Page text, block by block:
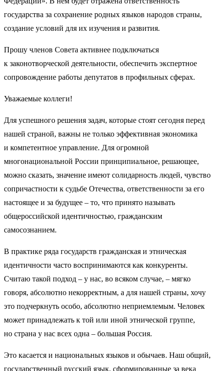
государства за сохранение родных языков народов страны,
создание условий для их изучения и развития.
Прошу членов Совета активнее подключаться
к законотворческой деятельности, обеспечить экспертное
сопровождение работы депутатов в профильных сферах.
Уважаемые коллеги!
Для успешного решения задач, которые стоят сегодня перед
нашей страной, важны не только эффективная экономика
и компетентное управление. Для огромной
многонациональной России принципиальное, решающее,
можно сказать, значение имеют солидарность людей, чувство
сопричастности к судьбе Отечества, ответственности за его
настоящее и за будущее – то, что принято называть
общероссийской идентичностью, гражданским
самосознанием.
В практике ряда государств гражданская и этническая
идентичности часто воспринимаются как конкуренты.
Считаю такой подход – у нас, во всяком случае, – мягко
говоря, абсолютно некорректным, а для нашей страны, хочу
это подчеркнуть особо, абсолютно неприемлемым. Человек
может принадлежать к той или иной этнической группе,
но страна у нас всех одна – большая Россия.
Это касается и национальных языков и обычаев. Наш общий,
государственный русский язык, сформированные за века